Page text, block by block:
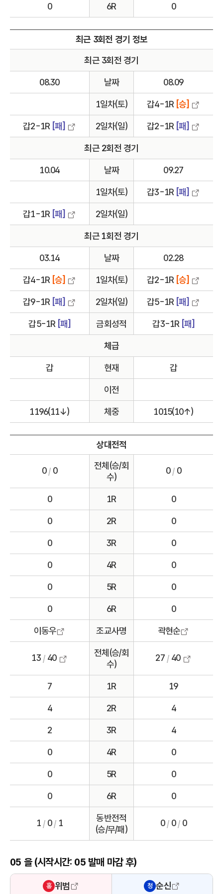
6R
0 0
최근 3회전 경기 정보
최근 3회전 경기
날짜
08.30 08.09
1일차(토) 갑4-1R [승]
2일차(일)
갑2-1R [패] 갑2-1R [패]
최근 2회전 경기
날짜
10.04 09.27
1일차(토) 갑3-1R [패]
2일차(일)
갑1-1R [패]
최근 1회전 경기
날짜
03.14 02.28
1일차(토)
갑4-1R [승] 갑2-1R [승]
2일차(일)
갑9-1R [패] 갑5-1R [패]
금회성적
갑5-1R [패] 갑3-1R [패]
체급
현재
갑 갑
이전
체중
1196(11↓) 1015(10↑)
상대전적
전체(승/회
수)
0/0 0/0
1R
0 0
2R
0 0
3R
0 0
4R
0 0
5R
0 0
6R
0 0
조교사명
이동우 곽현순
전체(승/회
수)
13 /40 27 /40
1R
7 19
2R
4 4
3R
2 4
4R
0 0
5R
0 0
6R
0 0
동반전적
(승/무/패)
1 /0/1 0/0/0
05 을 (시작시간: 05 발매 마감 후)
홍 위범 청 순신